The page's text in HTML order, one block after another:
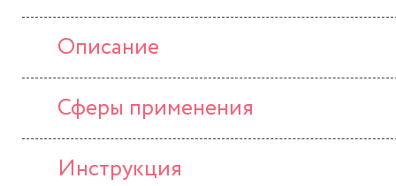
Описание
Сферы применения
Инструкция